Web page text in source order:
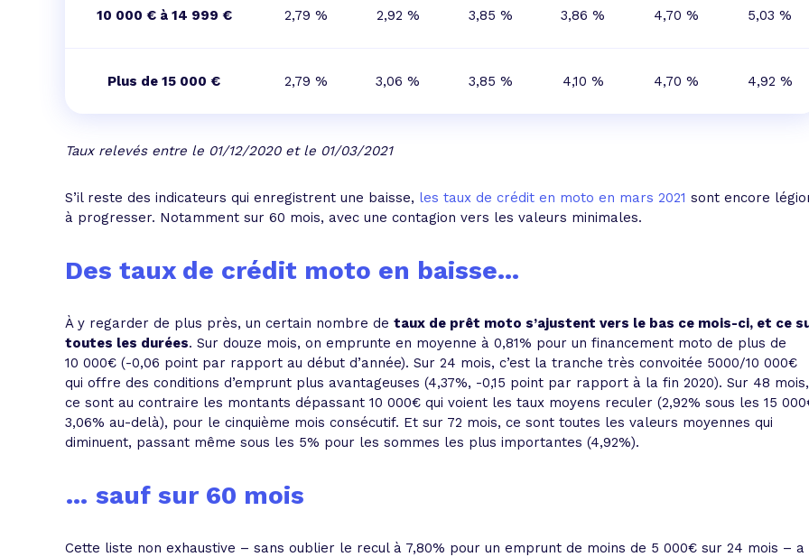
10 000 € à 14 999 € 2,79 % 2,92 % 3,85 % 3,86 % 4,70 % 5,03 %
Plus de 15 000 € 2,79 % 3,06 % 3,85 % 4,10 % 4,70 % 4,92 %
Taux relevés entre le 01/12/2020 et le 01/03/2021
S’il reste des indicateurs qui enregistrent une baisse, les taux de crédit en moto en mars 2021 sont encore
à progresser. Notamment sur 60 mois, avec une contagion vers les valeurs minimales.
Des taux de crédit moto en baisse...
À y regarder de plus près, un certain nombre de taux de prêt moto s’ajustent vers le bas ce mois-ci, et ce
toutes les durées. Sur douze mois, on emprunte en moyenne à 0,81% pour un financement moto de plus de
10 000€ (-0,06 point par rapport au début d’année). Sur 24 mois, c’est la tranche très convoitée 5000/10 000€
qui offre des conditions d’emprunt plus avantageuses (4,37%, -0,15 point par rapport à la fin 2020). Sur 48 mois,
ce sont au contraire les montants dépassant 10 000€ qui voient les taux moyens reculer (2,92% sous les 15
3,06% au-delà), pour le cinquième mois consécutif. Et sur 72 mois, ce sont toutes les valeurs moyennes qui
diminuent, passant même sous les 5% pour les sommes les plus importantes (4,92%).
… sauf sur 60 mois
Cette liste non exhaustive – sans oublier le recul à 7,80% pour un emprunt de moins de 5 000€ sur 24 mois – a